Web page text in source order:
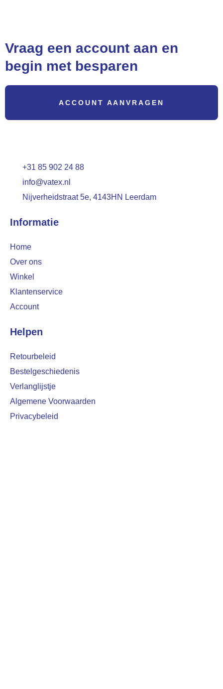
Vraag een account aan en
begin met besparen
ACCOUNT AANVRAGEN
+31 85 902 24 88
info@vatex.nl
Nijverheidstraat 5e, 4143HN Leerdam
Informatie
Home
Over ons
Winkel
Klantenservice
Account
Helpen
Retourbeleid
Bestelgeschiedenis
Verlanglijstje
Algemene Voorwaarden
Privacybeleid